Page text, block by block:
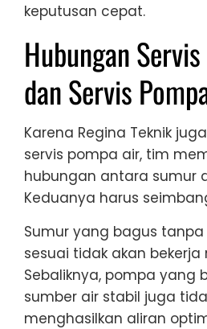
keputusan cepat.
Hubungan
dan Servis
Karena Regina Teknik
servis pompa air, tim
hubungan antara sumur
Keduanya harus
Sumur yang bagus
sesuai tidak akan bekerja
Sebaliknya, pompa yang
sumber air stabil juga
menghasilkan aliran